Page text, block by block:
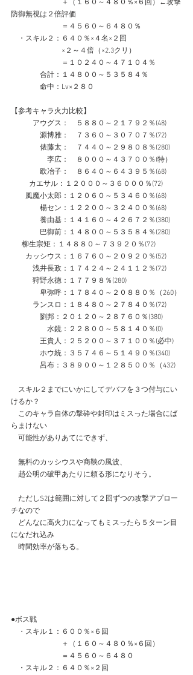
＋（１６０～４８０％×６回）←攻撃
防御無視は２倍評価
＝４５６０～６４８０％
・スキル２：６４０％×４名×２回
×２～４倍（×2.3クリ）
＝１０２４０～４７１０４％
合計：１４８００～５３５８４％
命中：Lv×２８０
【参考キャラ火力比較】
アウグス：　５８８０～２１７９２％(48)
源博雅：　７３６０～３０７０７％(72)
俵藤太：　７４４０～２９８０８％(280)
李広：　８０００～４３７００％(特）
欧冶子：　８６４０～６４３９５％(68)
カエサル：１２０００～３６０００％(72)
風魔小太郎：１２０６０～５３４６０％(68)
楊セン：１２２００～３２４００％(68)
養由基：１４１６０～４２６７２％(380)
巴御前：１４８００～５３５８４％(280)
      柳生宗矩：１４８８０～７３９２０％(72)
カッシウス：１６７６０～２０９２０％(52)
浅井長政：１７４２４～２４１１２％(72)
狩野永徳：１７７９８％(280)
卑弥呼：１７８４０～２０８８０％（260）
ランスロ：１８４８０～２７８４０％(72)
劉邦：２０１２０～２８７６０％(380)
水鏡：２２８００～５８１４０％(0)
王貴人：２５２００～３７１００％(必中)
ホウ統：３５７４６～５１４９０％(340)
呂布：３８９００～１２８５００％（432)
スキル２までにいかにしてデバフを３つ付与にい
けるか？
このキャラ自体の撃砕や封印はミスった場合にば
らまけない
可能性がありあてにできず、
無料のカッシウスや商鞅の風波、
趙公明の破甲あたりに頼る形になりそう。
ただしS2は範囲に対して２回ずつの攻撃アプロー
チなので
どんなに高火力になってもミスったら５ターン目
になだれ込み
時間効率が落ちる。
●ボス戦
・スキル１：６００％×６回
＋（１６０～４８０％×６回）
＝４５６０～６４８０
・スキル２：６４０％×２回